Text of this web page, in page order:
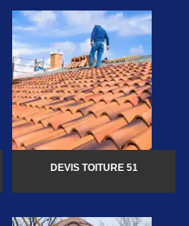
DEVIS TOITURE 51